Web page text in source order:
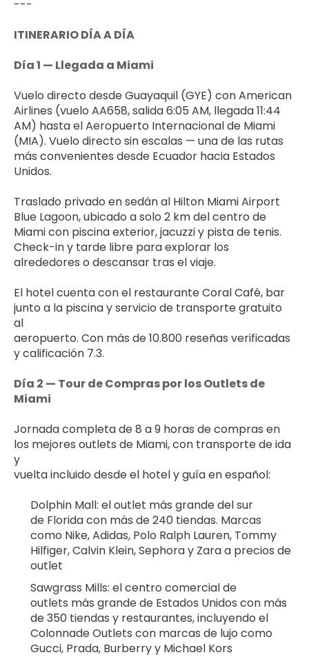
---
ITINERARIO DÍA A DÍA
Día 1 — Llegada a Miami
Vuelo directo desde Guayaquil (GYE) con American
Airlines (vuelo AA658, salida 6:05 AM, llegada 11:44
AM) hasta el Aeropuerto Internacional de Miami
(MIA). Vuelo directo sin escalas — una de las rutas
más convenientes desde Ecuador hacia Estados
Unidos.
Traslado privado en sedán al Hilton Miami Airport
Blue Lagoon, ubicado a solo 2 km del centro de
Miami con piscina exterior, jacuzzi y pista de tenis.
Check-in y tarde libre para explorar los
alrededores o descansar tras el viaje.
El hotel cuenta con el restaurante Coral Café, bar
junto a la piscina y servicio de transporte gratuito
al
aeropuerto. Con más de 10.800 reseñas verificadas
y calificación 7.3.
Día 2 — Tour de Compras por los Outlets de
Miami
Jornada completa de 8 a 9 horas de compras en
los mejores outlets de Miami, con transporte de ida
y
vuelta incluido desde el hotel y guía en español:
Dolphin Mall: el outlet más grande del sur
de Florida con más de 240 tiendas. Marcas
como Nike, Adidas, Polo Ralph Lauren, Tommy
Hilfiger, Calvin Klein, Sephora y Zara a precios de
outlet
Sawgrass Mills: el centro comercial de
outlets más grande de Estados Unidos con más
de 350 tiendas y restaurantes, incluyendo el
Colonnade Outlets con marcas de lujo como
Gucci, Prada, Burberry y Michael Kors